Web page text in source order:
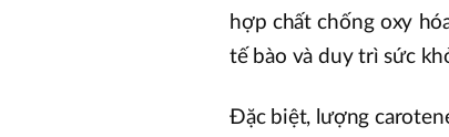
hợp chất chống oxy
tế bào và duy trì sức
Đặc biệt, lượng